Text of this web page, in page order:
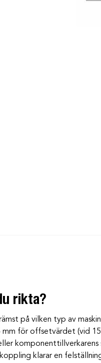
rikta?
på vilken typ av
för offsetvärdet (vid
klarar en